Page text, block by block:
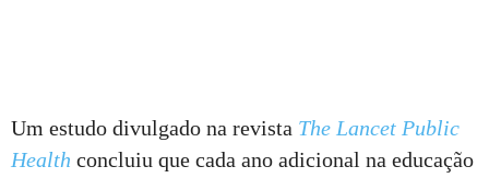
Um estudo divulgado na revista The Lancet Public
Health concluiu que cada ano adicional na educação